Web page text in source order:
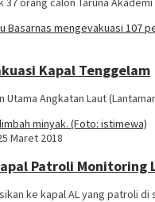
Kapal Tenggelam
Utama Angkatan Laut
Maret 2018
Patroli Monitoring
ke kapal AL yang patroli